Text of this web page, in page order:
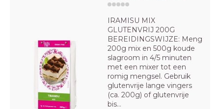
IRAMISU MIX
GLUTENVRIJ 200G
BEREIDINGSWIJZE: Meng
200g mix en 500g koude
slagroom in 4/5 minuten
met een mixer tot een
romig mengsel. Gebruik
glutenvrije lange vingers
(ca. 200g) of glutenvrije
bis...